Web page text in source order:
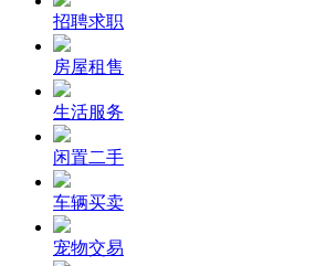
招聘求职
房屋租售
生活服务
闲置二手
车辆买卖
宠物交易